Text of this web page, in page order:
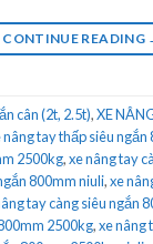
CONTINUE READING
cân (2t, 2.5t),XE
nâng tay thấp siêu
2500kg,xe nâng tay
800mm niuli,xe
tay càng siêu ngắn
2500kg,xe nâng